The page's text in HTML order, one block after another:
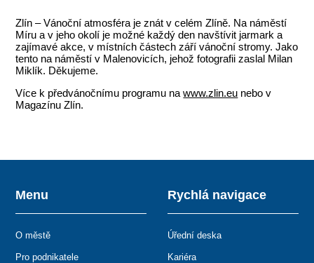
Zlín – Vánoční atmosféra je znát v celém Zlíně. Na náměstí
Míru a v jeho okolí je možné každý den navštívit jarmark a
zajímavé akce, v místních částech září vánoční stromy. Jako
tento na náměstí v Malenovicích, jehož fotografii zaslal Milan
Miklík. Děkujeme.
Více k předvánočnímu programu nawww.zlin.eu nebo v
Magazínu Zlín.
Menu
O městě
Pro podnikatele
Rychlá navigace
Úřední deska
Kariéra